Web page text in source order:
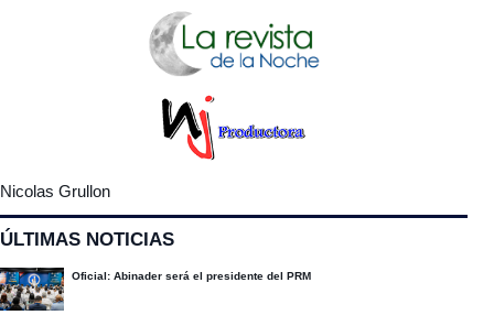
Nicolas Grullon
ÚLTIMAS NOTICIAS
Oficial: Abinader será el presidente del PRM